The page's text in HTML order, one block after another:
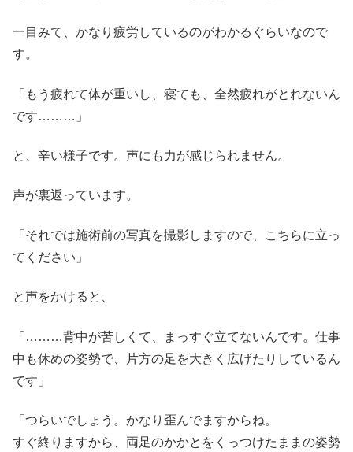
一目みて、かなり疲労しているのがわかるぐらいなので
す。
「もう疲れて体が重いし、寝ても、全然疲れがとれないん
です………」
と、辛い様子です。声にも力が感じられません。
声が裏返っています。
「それでは施術前の写真を撮影しますので、こちらに立っ
てください」
と声をかけると、
「………背中が苦しくて、まっすぐ立てないんです。仕事
中も休めの姿勢で、片方の足を大きく広げたりしているん
です」
「つらいでしょう。かなり歪んでますからね。
すぐ終りますから、両足のかかとをくっつけたままの姿勢